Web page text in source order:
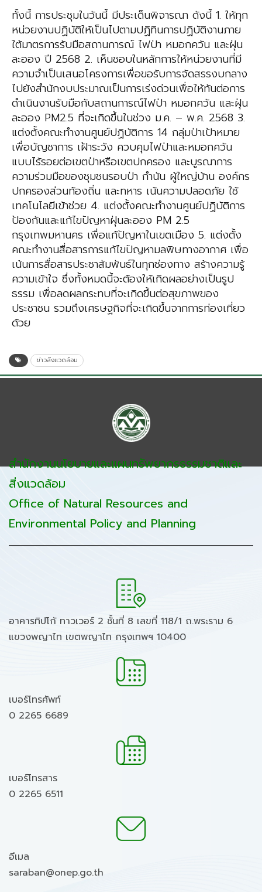
ทั้งนี้ การประชุมในวันนี้ มีประเด็นพิจารณา ดังนี้ 1. ให้ทุก
หน่วยงานปฏิบัติให้เป็นไปตามปฏิทินการปฏิบัติงานภาย
ใต้มาตรการรับมือสถานการณ์ ไฟป่า หมอกควัน และฝุ่น
ละออง ปี 2568 2. เห็นชอบในหลักการให้หน่วยงานที่มี
ความจำเป็นเสนอโครงการเพื่อขอรับการจัดสรรงบกลาง
ไปยังสำนักงบประมาณเป็นการเร่งด่วนเพื่อให้ทันต่อการ
ดำเนินงานรับมือกับสถานการณ์ไฟป่า หมอกควัน และฝุ่น
ละออง PM2.5 ที่จะเกิดขึ้นในช่วง ม.ค. – พ.ค. 2568 3.
แต่งตั้งคณะทำงานศูนย์ปฏิบัติการ 14 กลุ่มป่าเป้าหมาย
เพื่อบัญชาการ เฝ้าระวัง ควบคุมไฟป่าและหมอกควัน
แบบไร้รอยต่อเขตป่าหรือเขตปกครอง และบูรณาการ
ความร่วมมือของชุมชนรอบป่า กำนัน ผู้ใหญ่บ้าน องค์กร
ปกครองส่วนท้องถิ่น และทหาร เน้นความปลอดภัย ใช้
เทคโนโลยีเข้าช่วย 4. แต่งตั้งคณะทำงานศูนย์ปฏิบัติการ
ป้องกันและแก้ไขปัญหาฝุ่นละออง PM 2.5
กรุงเทพมหานคร เพื่อแก้ปัญหาในเขตเมือง 5. แต่งตั้ง
คณะทำงานสื่อสารการแก้ไขปัญหามลพิษทางอากาศ เพื่อ
เน้นการสื่อสารประชาสัมพันธ์ในทุกช่องทาง สร้างความรู้
ความเข้าใจ ซึ่งทั้งหมดนี้จะต้องให้เกิดผลอย่างเป็นรูป
ธรรม เพื่อลดผลกระทบที่จะเกิดขึ้นต่อสุขภาพของ
ประชาชน รวมถึงเศรษฐกิจที่จะเกิดขึ้นจากการท่องเที่ยว
ด้วย
ข่าวสิ่งแวดล้อม
สำนักงานนโยบายและแผนทรัพยากรธรรมชาติและ
สิ่งแวดล้อม
Office of Natural Resources and
Environmental Policy and Planning
อาคารทิปโก้ ทาวเวอร์ 2 ชั้นที่ 8 เลขที่ 118/1 ถ.พระราม 6
แขวงพญาไท เขตพญาไท กรุงเทพฯ 10400
เบอร์โทรศัพท์
0 2265 6689
เบอร์โทรสาร
0 2265 6511
อีเมล
saraban@onep.go.th